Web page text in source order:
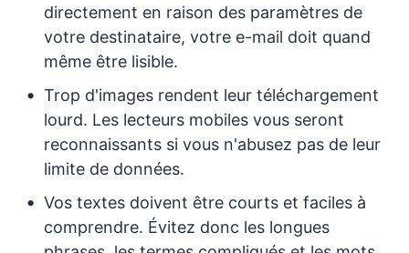
directement en raison des paramètres de
votre destinataire, votre e-mail doit quand
même être lisible.
Trop d'images rendent leur téléchargement
lourd. Les lecteurs mobiles vous seront
reconnaissants si vous n'abusez pas de leur
limite de données.
Vos textes doivent être courts et faciles à
comprendre. Évitez donc les longues